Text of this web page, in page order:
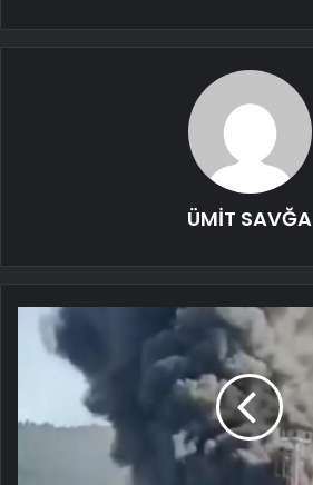
ÜMİT SAVĞA